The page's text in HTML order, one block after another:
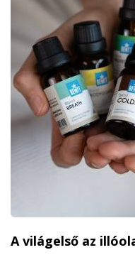
A világelső az